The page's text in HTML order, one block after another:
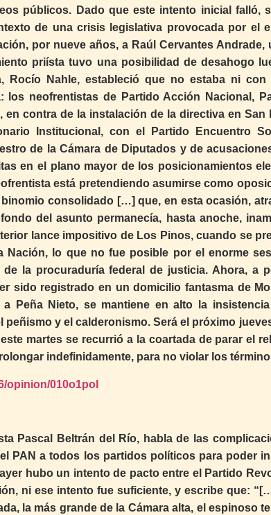
públicos. Dado que este intento inicial falló,
de una crisis legislativa provocada por el
por nueve años, a Raúl Cervantes
priísta tuvo una posibilidad de desahogo
Rocío Nahle, estableció que no estaba ni
los neofrentistas de Partido Acción Nacional,
en contra de la instalación de la directiva en
Institucional, con el Partido Encuentro
de la Cámara de Diputados y de
en el plano mayor de los posicionamientos
está pretendiendo asumirse como
consolidado […] que, en esta ocasión,
del asunto permanecía, hasta anoche,
lance impositivo de Los Pinos, cuando se
Nación, lo que no fue posible por el enorme
la procuraduría federal de justicia. Ahora, a
sido registrado en un domicilio fantasma de
Peña Nieto, se mantiene en alto la
y el calderonismo. Será el próximo
martes se recurrió a la coartada de parar el
indefinidamente, para no violar los
opinion/010o1pol
Pascal Beltrán del Río, habla de las
PAN a todos los partidos políticos para poder
hubo un intento de pacto entre el Partido
ni ese intento fue suficiente, y escribe que:
la más grande de la Cámara alta, el espinoso